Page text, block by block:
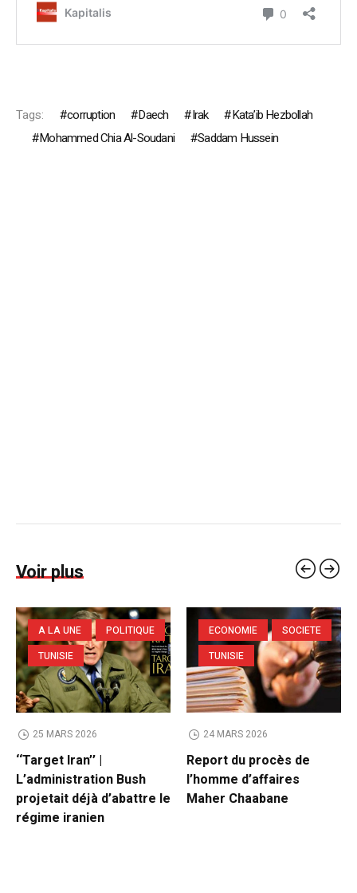
Tags: corruption Daech Irak
Kata’ib Hezbollah
Mohammed Chia Al-Soudani
Saddam Hussein
Voir plus
A LA UNE
POLITIQUE
TUNISIE
25 MARS 2026
‘‘Target Iran’’ |
L’administration Bush
projetait déjà d’abattre le
régime iranien
ECONOMIE
SOCIETE
TUNISIE
24 MARS 2026
Report du procès de
l’homme d’affaires
Maher Chaabane